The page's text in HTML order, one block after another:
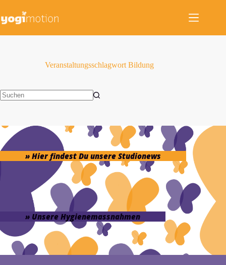
springen
Veranstaltungsschlagwort Bildung
» Hier findest Du unsere Studionews
» Unsere Hygienemassnahmen